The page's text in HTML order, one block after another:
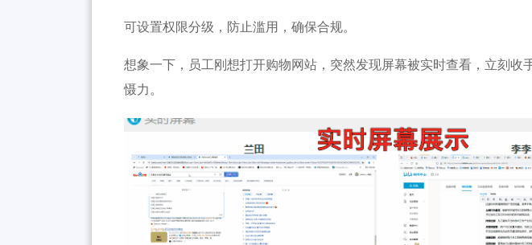
可设置权限分级，防止滥用，确保合规。
想象一下，员工刚想打开购物网站，突然发现屏幕被实时查看，立刻
慑力。